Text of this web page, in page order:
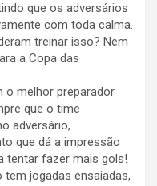
que os adversários
com toda calma.
treinar isso? Nem
a Copa das
o melhor preparador
que o time
adversário,
que dá a impressão
tentar fazer mais gols!
tem jogadas ensaiadas,